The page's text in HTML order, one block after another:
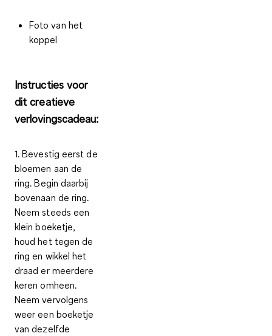
Foto van het
koppel
Instructies voor
dit creatieve
verlovingscadeau:
1. Bevestig eerst de
bloemen aan de
ring. Begin daarbij
bovenaan de ring.
Neem steeds een
klein boeketje,
houd het tegen de
ring en wikkel het
draad er meerdere
keren omheen.
Neem vervolgens
weer een boeketje
van dezelfde